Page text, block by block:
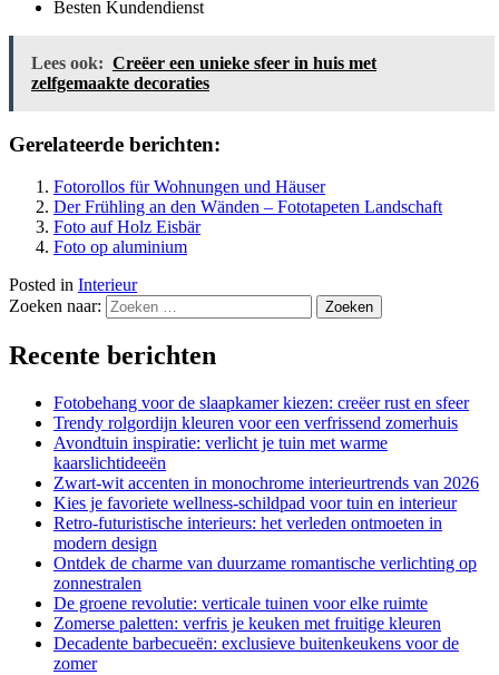
Besten Kundendienst
Lees ook: Creëer een unieke sfeer in huis met
zelfgemaakte decoraties
Gerelateerde berichten:
Fotorollos für Wohnungen und Häuser
Der Frühling an den Wänden – Fototapeten Landschaft
Foto auf Holz Eisbär
Foto op aluminium
Posted in Interieur
Zoeken naar:
Recente berichten
Fotobehang voor de slaapkamer kiezen: creëer rust en sfeer
Trendy rolgordijn kleuren voor een verfrissend zomerhuis
Avondtuin inspiratie: verlicht je tuin met warme
kaarslichtideeën
Zwart-wit accenten in monochrome interieurtrends van 2026
Kies je favoriete wellness-schildpad voor tuin en interieur
Retro-futuristische interieurs: het verleden ontmoeten in
modern design
Ontdek de charme van duurzame romantische verlichting op
zonnestralen
De groene revolutie: verticale tuinen voor elke ruimte
Zomerse paletten: verfris je keuken met fruitige kleuren
Decadente barbecueën: exclusieve buitenkeukens voor de
zomer